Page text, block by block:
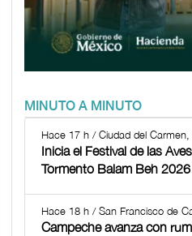
MINUTO A MINUTO
Hace 17 h / Ciudad del
Inicia el Festival de las
Tormento Balam Beh
Hace 18 h / San Francisco de
Campeche avanza con